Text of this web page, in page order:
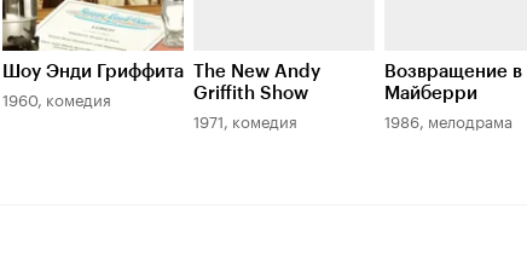
Шоу Энди Гриффита
1960, комедия
The New Andy
Griffith Show
1971, комедия
Возвращение в
Майберри
1986, мелодрама